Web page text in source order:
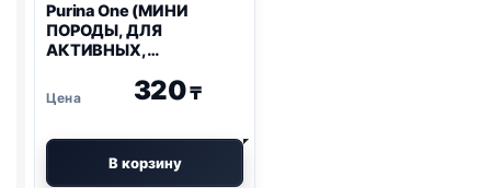
Purina One(МИНИ
ПОРОДЫ, ДЛЯ
АКТИВНЫХ,
КАРТОФЕЛЬ, МОРКОВЬ)
85г
320₸
В корзину